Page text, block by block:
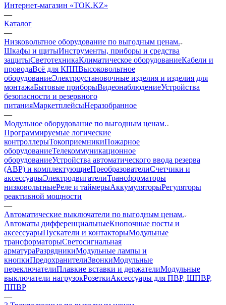
Интернет-магазин «TOK.KZ»
—
Каталог
—
Низковольтное оборудование по выгодным ценам.
Шкафы и щитыИнструменты, приборы и средства
защитыСветотехникаКлиматическое оборудованиеКабели и
проводаВсё для КППВысоковольтное
оборудованиеЭлектроустановочные изделия и изделия для
монтажаБытовые приборыВидеонаблюдениеУстройства
безопасности и резервного
питанияМаркетплейсыНеразобранное
—
Модульное оборудование по выгодным ценам.
Программируемые логические
контроллерыТокоприемникиПожарное
оборудованиеТелекоммуникационное
оборудованиеУстройства автоматического ввода резерва
(АВР) и комплектующиеПреобразователиСчетчики и
аксессуарыЭлектродвигателиТрансформаторы
низковольтныеРеле и таймерыАккумуляторыРегуляторы
реактивной мощности
—
Автоматические выключатели по выгодным ценам.
Автоматы дифференциальныеКнопочные посты и
аксессуарыПускатели и контакторыМодульные
трансформаторыСветосигнальная
арматураРазрядникиМодульные лампы и
кнопкиПредохранителиЗвонкиМодульные
переключателиПлавкие вставки и держателиМодульные
выключатели нагрузокРозеткиАксессуары для ПВР, ШПВР,
ППВР
—